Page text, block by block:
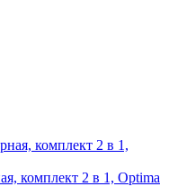
комплект 2 в 1, Optima